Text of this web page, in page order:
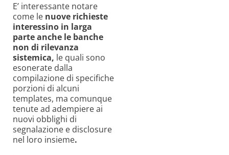
E’ interessante notare
come le nuove richieste
interessino in larga
parte anche le banche
non di rilevanza
sistemica, le quali sono
esonerate dalla
compilazione di specifiche
porzioni di alcuni
templates, ma comunque
tenute ad adempiere ai
nuovi obblighi di
segnalazione e disclosure
nel loro insieme.